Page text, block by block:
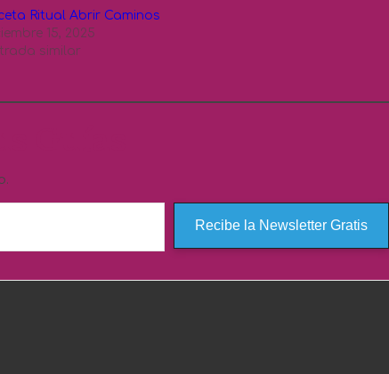
Ritual Abrir Caminos
15, 2025
similar
Recibe la Newsletter Gratis